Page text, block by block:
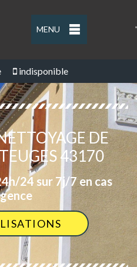
MENU '
indisponible
DE
43170
24 sur 7j/7 en cas